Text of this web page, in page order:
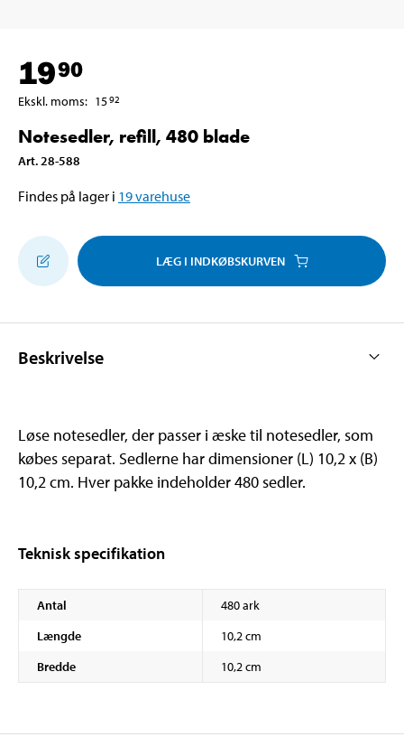
1990
Ekskl. moms: 1592
Notesedler, refill, 480 blade
Art. 28-588
Findes på lager i 19varehuse
LÆG I INDKØBSKURVEN
Beskrivelse
Løse notesedler, der passer i æske til notesedler, som
købes separat. Sedlerne har dimensioner (L) 10,2 x (B)
10,2 cm. Hver pakke indeholder 480 sedler.
Teknisk specifikation
Antal
480 ark
Længde
10,2 cm
Bredde
10,2 cm